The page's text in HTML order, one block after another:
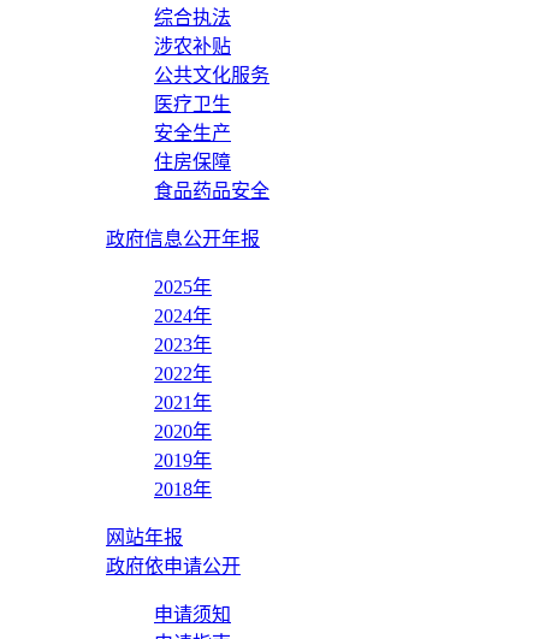
综合执法
涉农补贴
公共文化服务
医疗卫生
安全生产
住房保障
食品药品安全
政府信息公开年报
2025年
2024年
2023年
2022年
2021年
2020年
2019年
2018年
网站年报
政府依申请公开
申请须知